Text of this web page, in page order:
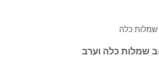
שמלות כלה
שמלות כלה וערב